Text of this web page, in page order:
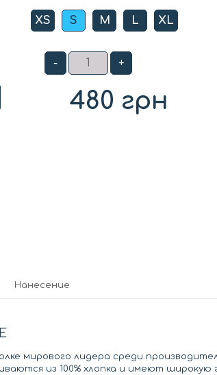
XS S M L XL
- +
480 грн
Нанесение
мирового лидера среди
из 100% хлопка и имеют